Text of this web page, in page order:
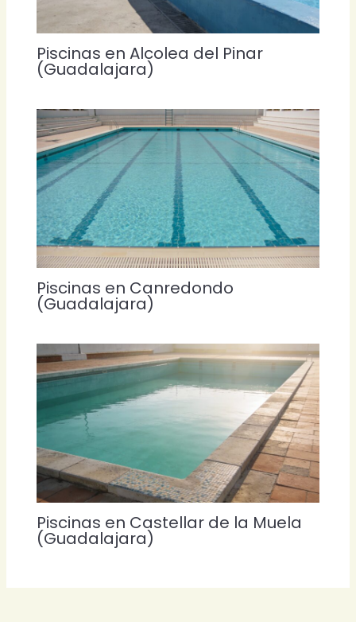
Piscinas en Alcolea del Pinar
(Guadalajara)
Piscinas en Canredondo
(Guadalajara)
Piscinas en Castellar de la Muela
(Guadalajara)